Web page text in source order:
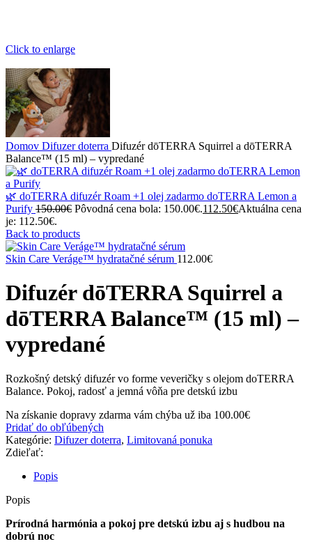
Click to enlarge
Domov Difuzer doterra Difuzér dōTERRA Squirrel a dōTERRA
Balance™ (15 ml) – vypredané
🌿 doTERRA difuzér Roam +1 olej zadarmo doTERRA Lemon a
Purify 150.00€ Pôvodná cena bola: 150.00€.112.50€Aktuálna cena
je: 112.50€.
Back to products
Skin Care Veráge™ hydratačné sérum 112.00€
Difuzér dōTERRA Squirrel a
dōTERRA Balance™ (15 ml) –
vypredané
Rozkošný detský difuzér vo forme veveričky s olejom doTERRA
Balance. Pokoj, radosť a jemná vôňa pre detskú izbu
Na získanie dopravy zdarma vám chýba už iba 100.00€
Pridať do obľúbených
Kategórie: Difuzer doterra, Limitovaná ponuka
Zdieľať:
Popis
Popis
Prírodná harmónia a pokoj pre detskú izbu aj s hudbou na
dobrú noc